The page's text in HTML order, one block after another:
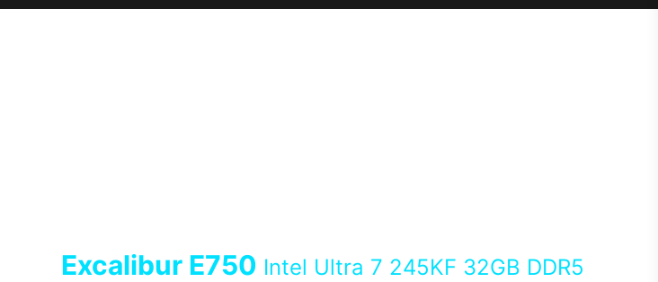
Excalibur E750 Intel Ultra 7 245KF 32GB DDR5